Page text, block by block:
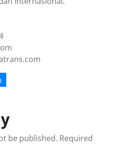
be published. Required